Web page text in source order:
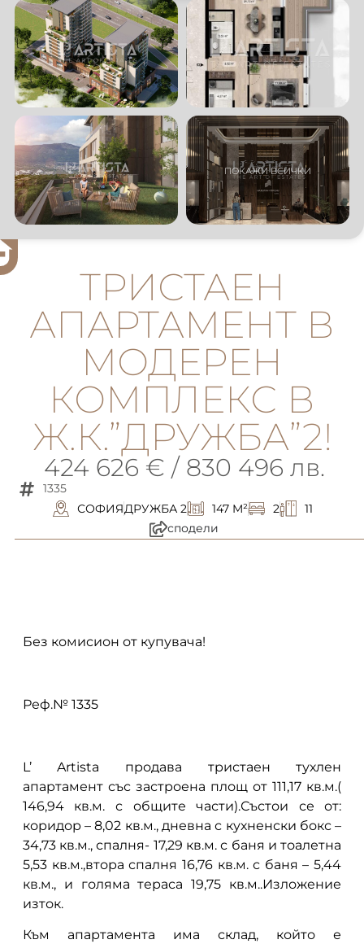
ТРИСТАЕН
АПАРТАМЕНТ В
МОДЕРЕН
КОМПЛЕКС В
Ж.К.”ДРУЖБА”2!
424 626 € / 830 496 лв.
1335
СОФИЯДРУЖБА 2 147 M² 2
11
сподели
Без комисион от купувача!
Реф.№ 1335
L’ Artista продава тристаен тухлен
апартамент със застроена площ от 111,17 кв.м.(
146,94 кв.м. с общите части).Състои се от:
коридор – 8,02 кв.м., дневна с кухненски бокс –
34,73 кв.м., спалня- 17,29 кв.м. с баня и тоалетна
5,53 кв.м.,втора спалня 16,76 кв.м. с баня – 5,44
кв.м., и голяма тераса 19,75 кв.м..Изложение
изток.
Към апартамента има склад, който е